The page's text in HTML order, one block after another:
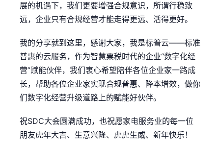
展的机遇下，我们更要增强合规意识，所谓行稳致
远，企业只有合规经营才能走得更远、活得更好。
我的分享就到这里，感谢大家，我是标普云——标准
普惠的云服务，作为智慧票税时代的企业“数字化经
营”赋能伙伴，我们衷心希望陪伴各位企业家一路成
长，帮助各位企业家实现合规普惠、降本增效，做你
们数字化经营升级道路上的赋能好伙伴。
祝SDC大会圆满成功，也祝愿家电服务业的每一位
朋友虎年大吉、生意兴隆、虎虎生威、新年快乐！